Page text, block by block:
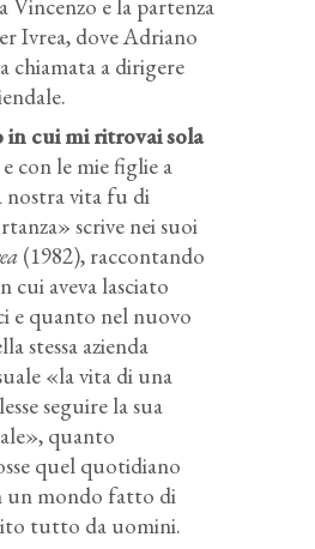
Vincenzo e la partenza
Ivrea, dove Adriano
chiamata a dirigere
cui mi ritrovai sola
e con le mie figlie a
nostra vita fu di
scrive nei suoi
(1982), raccontando
cui aveva lasciato
e quanto nel nuovo
stessa azienda
«la vita di una
seguire la sua
quanto
quel quotidiano
un mondo fatto di
tutto da uomini.